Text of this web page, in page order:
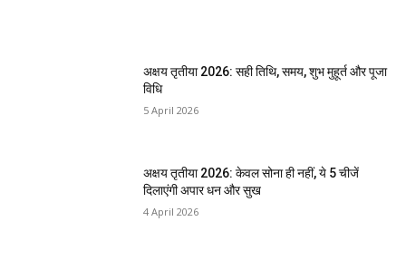
अक्षय तृतीया 2026: सही तिथि, समय, शुभ मुहूर्त और पूजा
विधि
5 April 2026
अक्षय तृतीया 2026: केवल सोना ही नहीं, ये 5 चीजें
दिलाएंगी अपार धन और सुख
4 April 2026